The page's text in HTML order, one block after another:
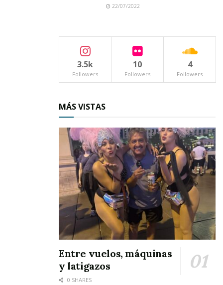
Estos se enfrentaran cuando lo decida el comité
de alegres espectadores.
22/07/2022
3.5k
Followers
10
Followers
4
Followers
MÁS VISTAS
Entre vuelos, máquinas
y latigazos
0 SHARES